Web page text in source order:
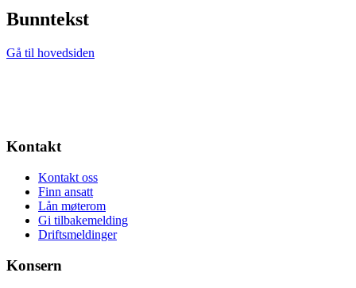
Bunntekst
Gå til hovedsiden
Kontakt
Kontakt oss
Finn ansatt
Lån møterom
Gi tilbakemelding
Driftsmeldinger
Konsern